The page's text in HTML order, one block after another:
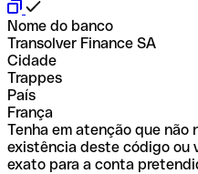
Nome do banco
Transolver Finance SA
Cidade
Trappes
País
França
Tenha em atenção que não
existência deste código ou
exato para a conta